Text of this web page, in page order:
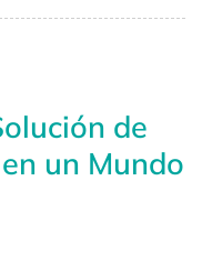
de
un Mundo